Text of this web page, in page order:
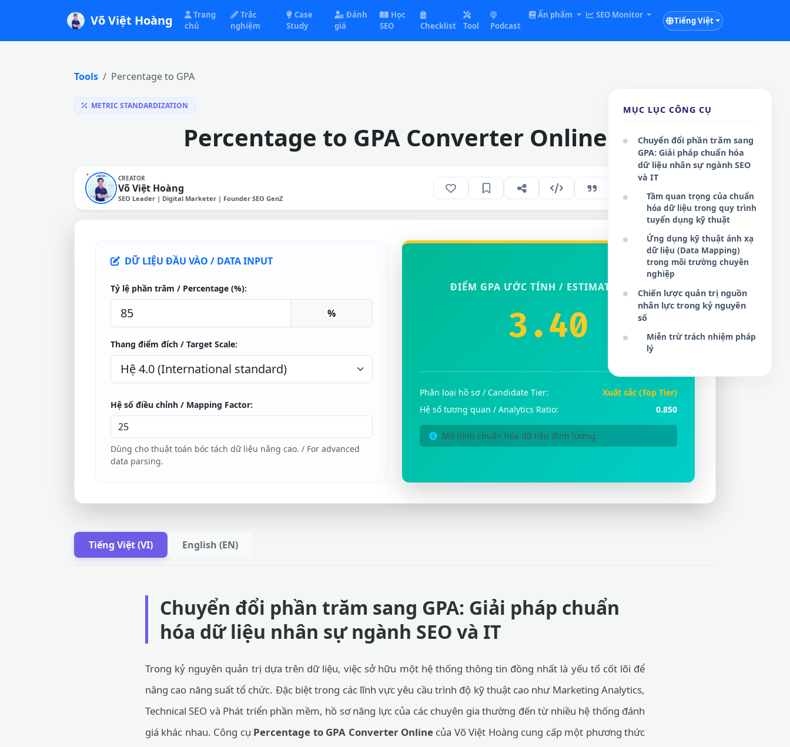
Võ Việt Hoàng
Trang
chủ
Trắc
nghiệm
Case
Study
Đánh
giá
Học
SEO
Checklist Tool Podcast
Ấn phẩm SEO Monitor
Tiếng Việt
Tools Percentage to GPA
METRIC STANDARDIZATION
Percentage to GPA Converter Online
CREATOR
Võ Việt Hoàng
SEO Leader | Digital Marketer | Founder SEO GenZ
DỮ LIỆU ĐẦU VÀO / DATA INPUT
Tỷ lệ phần trăm / Percentage (%):
%
Thang điểm đích / Target Scale:
Hệ số điều chỉnh / Mapping Factor:
Dùng cho thuật toán bóc tách dữ liệu nâng cao. / For advanced
data parsing.
ĐIỂM GPA ƯỚC TÍNH / ESTIMATED GPA
3.40
Phân loại hồ sơ / Candidate Tier:
Xuất sắc (Top Tier)
Hệ số tương quan / Analytics Ratio:
0.850
Mô hình chuẩn hóa dữ liệu định lượng.
Tiếng Việt (VI) English (EN)
Chuyển đổi phần trăm sang GPA: Giải pháp chuẩn
hóa dữ liệu nhân sự ngành SEO và IT
Trong kỷ nguyên quản trị dựa trên dữ liệu, việc sở hữu một hệ thống thông tin đồng nhất là yếu tố cốt lõi để
nâng cao năng suất tổ chức. Đặc biệt trong các lĩnh vực yêu cầu trình độ kỹ thuật cao như Marketing Analytics,
Technical SEO và Phát triển phần mềm, hồ sơ năng lực của các chuyên gia thường đến từ nhiều hệ thống đánh
giá khác nhau. Công cụ Percentage to GPA Converter Online của Võ Việt Hoàng cung cấp một phương thức
MỤC LỤC CÔNG CỤ
Chuyển đổi phần trăm sang
GPA: Giải pháp chuẩn hóa
dữ liệu nhân sự ngành SEO
và IT
Tầm quan trọng của chuẩn
hóa dữ liệu trong quy trình
tuyển dụng kỹ thuật
Ứng dụng kỹ thuật ánh xạ
dữ liệu (Data Mapping)
trong môi trường chuyên
nghiệp
Chiến lược quản trị nguồn
nhân lực trong kỷ nguyên
số
Miễn trừ trách nhiệm pháp
lý